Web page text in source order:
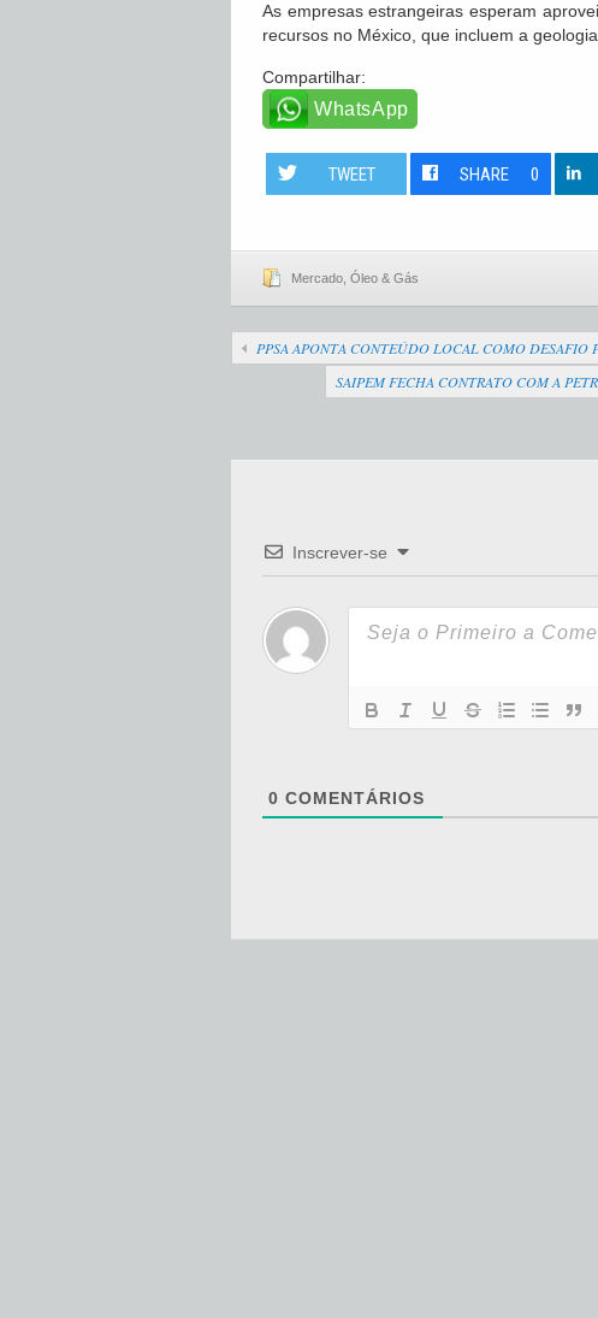
As empresas estrangeiras esperam
recursos no México, que incluem a
Compartilhar:
WhatsApp
TWEET SHARE 0
Mercado Óleo & Gás
PPSA APONTA CONTEÚDO LOCAL COMO DESAFIO
SAIPEM FECHA CONTRATO COM A
Inscrever-se
0 COMENTÁRIOS